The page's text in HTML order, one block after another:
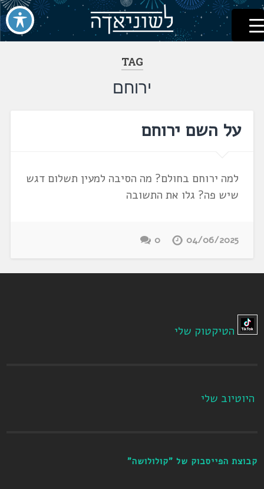
דלג
לתוכן
לשוניאדה
עברית. לשון. שפה
TAG
ירוחם
על השם ירוחם
למה ירוחם בחולם? מה הסיבה למעין תשלום דגש
שיש פה? גלו את התשובה
04/06/2025
0
הטיקטוק שלי
היוטיוב שלי
קבוצת הפייסבוק של "קולולושה"